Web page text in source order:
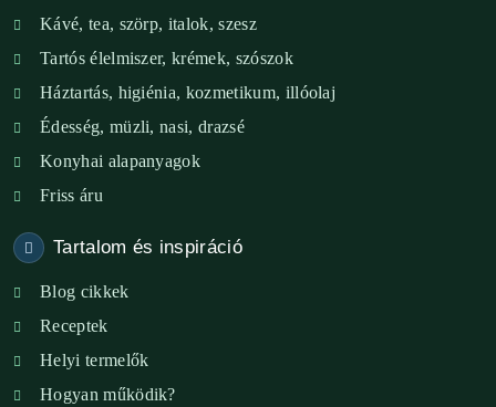
XI. ker. – Lemérem
XIX. ker. – Boldog Föld
XVIII. ker. – Eni Mag-ház
XXIII. ker. – Panelpék
Kávé, tea, szörp, italok, szesz
Tartós élelmiszer, krémek, szószok
Háztartás, higiénia, kozmetikum, illóolaj
Édesség, müzli, nasi, drazsé
Konyhai alapanyagok
Friss áru
Tartalom és inspiráció
Blog cikkek
Receptek
Helyi termelők
Hogyan működik?